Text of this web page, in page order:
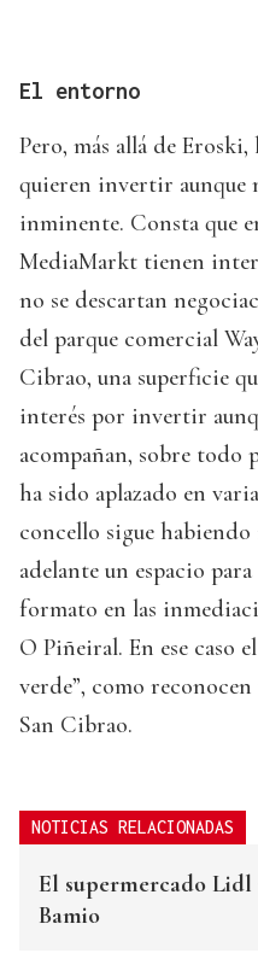
El entorno
Pero, más allá de
quieren invertir aunque
inminente. Consta que
MediaMarkt tienen
no se descartan
del parque comercial
Cibrao, una superficie
interés por invertir
acompañan, sobre todo
ha sido aplazado en
concello sigue
adelante un espacio
formato en las
O Piñeiral. En ese caso
verde”, como
San Cibrao.
NOTICIAS RELACIONADAS
El supermercado
Bamio